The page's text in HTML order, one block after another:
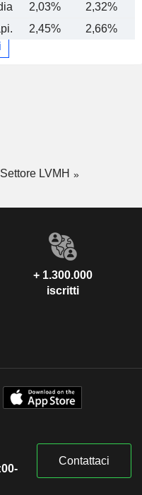
2,03% 2,32%
2,45% 2,66%
Settore LVMH
+ 1.300.000
iscritti
Contattaci